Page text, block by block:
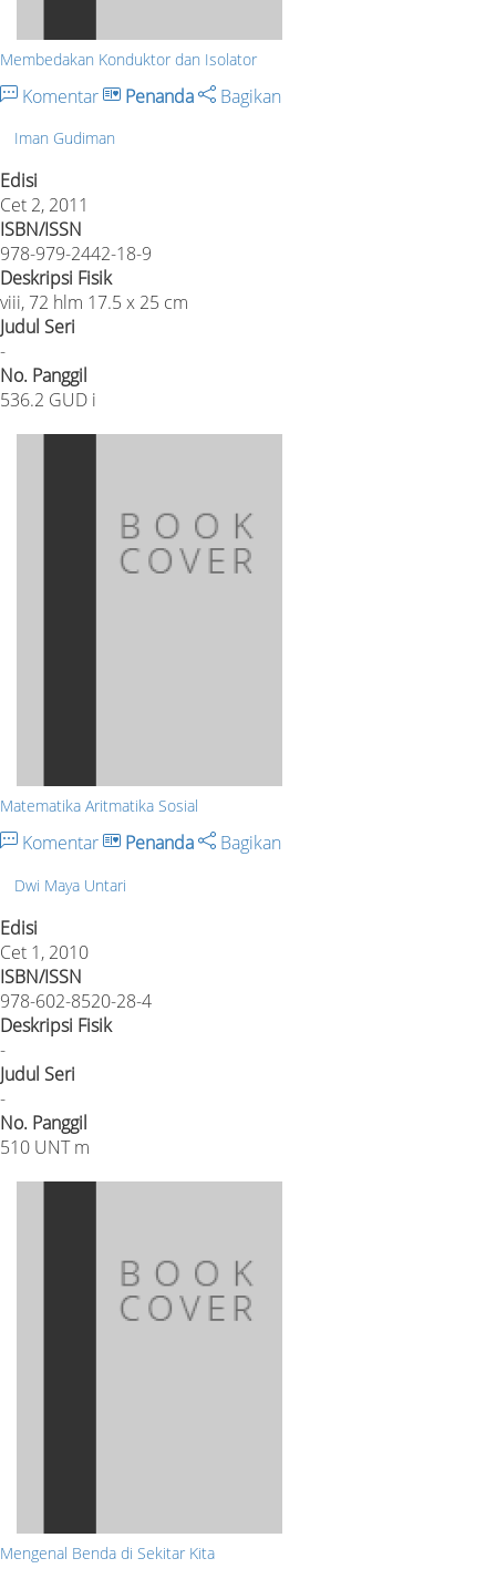
Membedakan Konduktor dan Isolator
Komentar Penanda Bagikan
Iman Gudiman
Edisi
Cet 2, 2011
ISBN/ISSN
978-979-2442-18-9
Deskripsi Fisik
viii, 72 hlm 17.5 x 25 cm
Judul Seri
-
No. Panggil
536.2 GUD i
Matematika Aritmatika Sosial
Komentar Penanda Bagikan
Dwi Maya Untari
Edisi
Cet 1, 2010
ISBN/ISSN
978-602-8520-28-4
Deskripsi Fisik
-
Judul Seri
-
No. Panggil
510 UNT m
Mengenal Benda di Sekitar Kita